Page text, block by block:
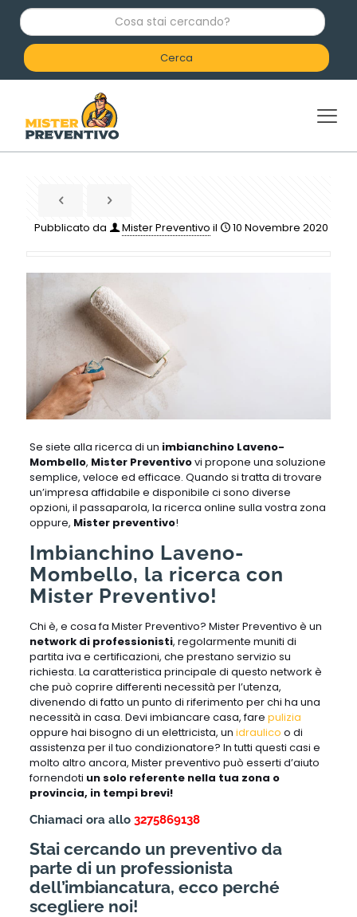
C
o
a
c
e
Pubblicato da Mister Preventivo il 10 Novembre 2020
Se siete alla ricerca di un imbianchino Laveno-
Mombello, Mister Preventivovi propone una soluzione
semplice, veloce ed efficace. Quando si tratta di trovare
un’impresa affidabile e disponibile ci sono diverse
opzioni, il passaparola, la ricerca online sulla vostra zona
oppure, Mister preventivo!
Imbianchino Laveno-
Mombello, la ricerca con
Mister Preventivo!
Chi è, e cosa fa Mister Preventivo? Mister Preventivo è un
network di professionisti, regolarmente muniti di
partita iva e certificazioni, che prestano servizio su
richiesta. La caratteristica principale di questo network è
che può coprire differenti necessità per l’utenza,
divenendo di fatto un punto di riferimento per chi ha una
necessità in casa. Devi imbiancare casa, fare pulizia
oppure hai bisogno di un elettricista, un idraulico o di
assistenza per il tuo condizionatore? In tutti questi casi e
molto altro ancora, Mister preventivo può esserti d’aiuto
fornendoti un solo referente nella tua zona o
provincia, in tempi brevi!
Chiamaci ora allo 3275869138
Stai cercando un preventivo da
parte di un professionista
dell’imbiancatura, ecco perché
scegliere noi!